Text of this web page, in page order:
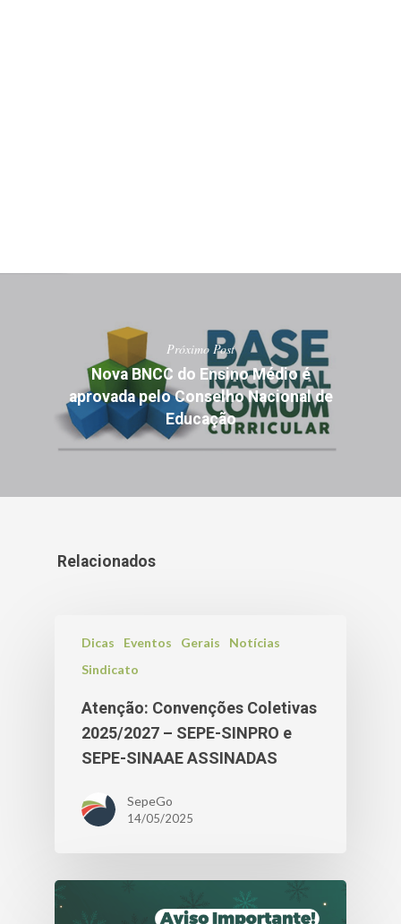
Próximo Post
Nova BNCC do Ensino Médio é
aprovada pelo Conselho Nacional de
Educação
Relacionados
Dicas Eventos Gerais
Notícias
Sindicato
Atenção: Convenções Coletivas
2025/2027 – SEPE-SINPRO e
SEPE-SINAAE ASSINADAS
SepeGo
14/05/2025